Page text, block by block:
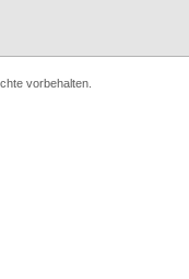
vorbehalten.